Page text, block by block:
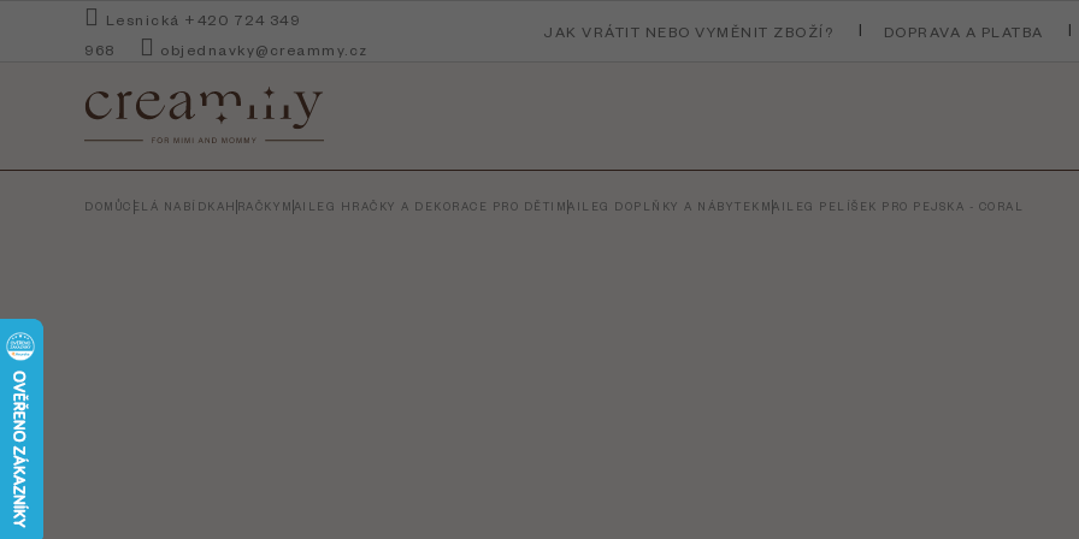
Lesnická +420 724 349
968
objednavky@creammy.cz
JAK VRÁTIT NEBO VYMĚNIT ZBOŽÍ? DOPRAVA A PLATBA
DOMŮCELÁ NABÍDKAHRAČKY MAILEG HRAČKY A DEKORACE PRO DĚTI MAILEG DOPLŇKY A NÁBYTEK MAILEG PELÍŠEK PRO PEJSKA - CORAL